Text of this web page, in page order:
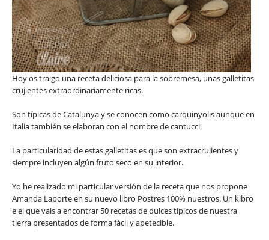
Hoy os traigo una receta deliciosa para la sobremesa, unas galletitas
crujientes extraordinariamente ricas.
Son típicas de Catalunya y se conocen como carquinyolis aunque en
Italia también se elaboran con el nombre de cantucci.
La particularidad de estas galletitas es que son extracrujientes y
siempre incluyen algún fruto seco en su interior.
Yo he realizado mi particular versión de la receta que nos propone
Amanda Laporte en su nuevo libro Postres 100% nuestros. Un kibro
e el que vais a encontrar 50 recetas de dulces típicos de nuestra
tierra presentados de forma fácil y apetecible.